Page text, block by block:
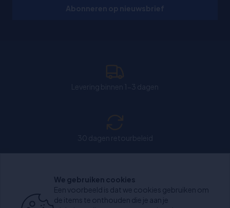
Chat: Open op weekdagen van 11:00-15:30 uur.
We gebruiken cookies
Een voorbeeld is dat we cookies gebruiken om
de items te onthouden die je aan je